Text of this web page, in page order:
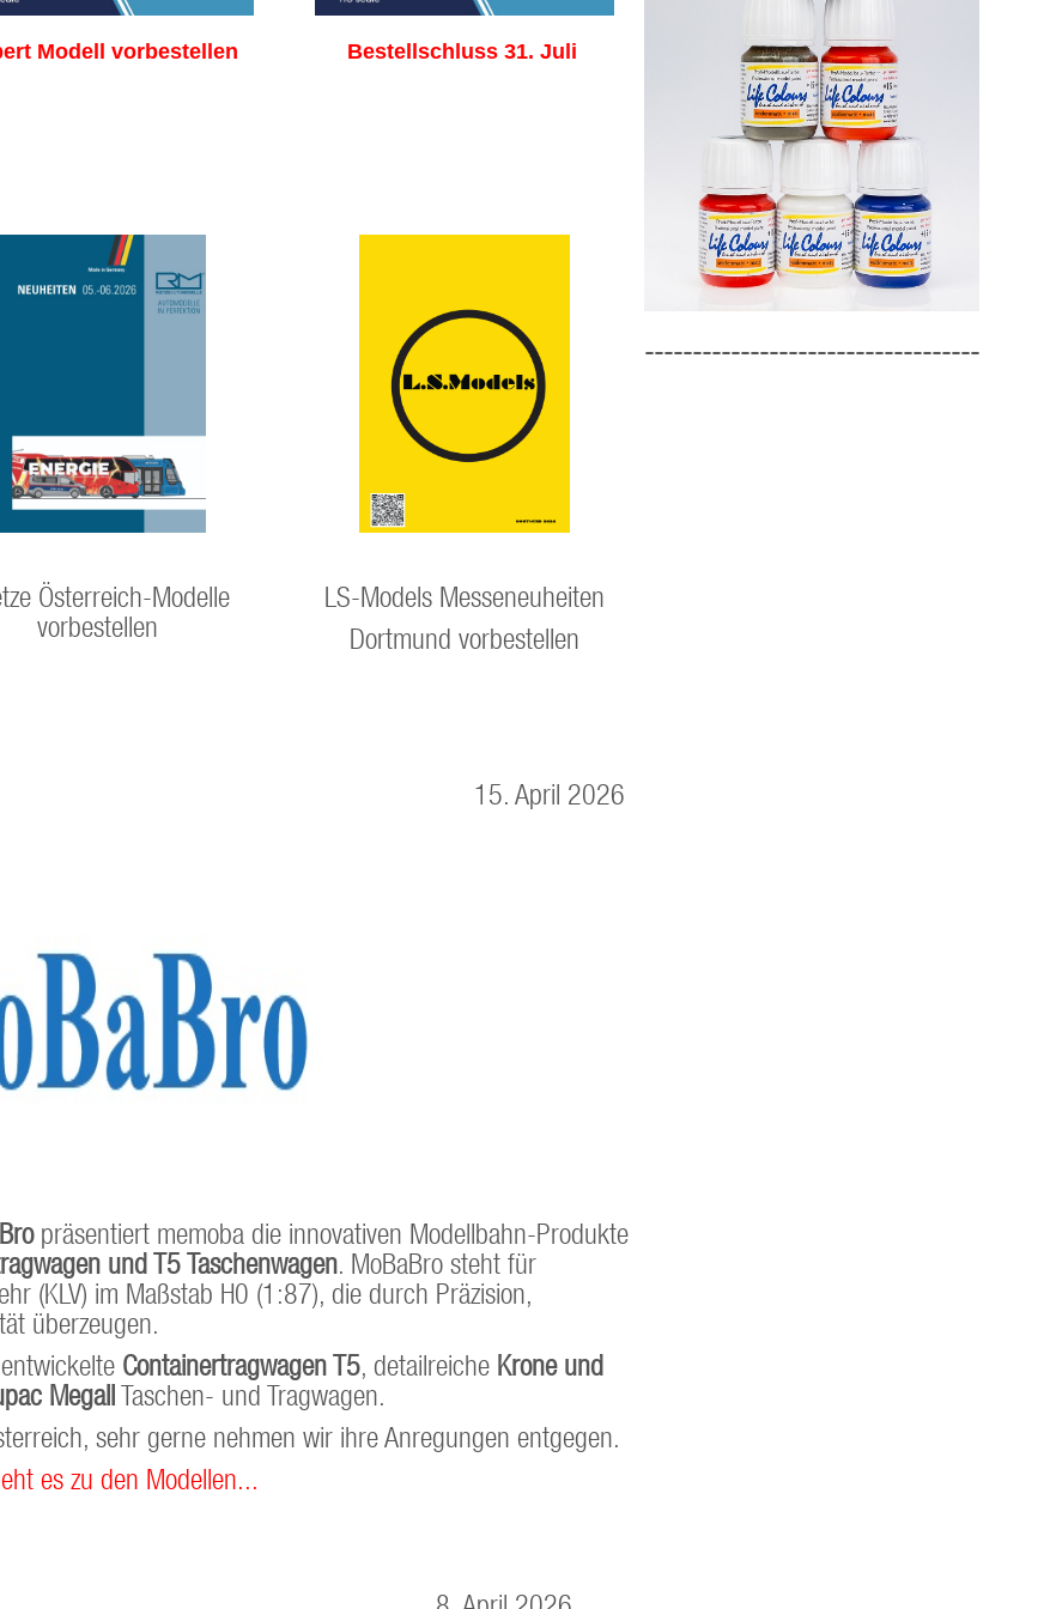
Modell vorbestellen Bestellschluss 31. Juli
Österreich-Modelle
vorbestellen
LS-Models Messeneuheiten
Dortmund vorbestellen
15. April 2026
präsentiert memoba die innovativen Modellbahn-Produkte
und T5 Taschenwagen. MoBaBro steht für
(KLV) im Maßstab H0 (1:87), die durch Präzision,
überzeugen.
Containertragwagen T5, detailreiche Krone und
MegaII Taschen- und Tragwagen.
sehr gerne nehmen wir ihre Anregungen entgegen.
es zu den Modellen...
-----------------------------------